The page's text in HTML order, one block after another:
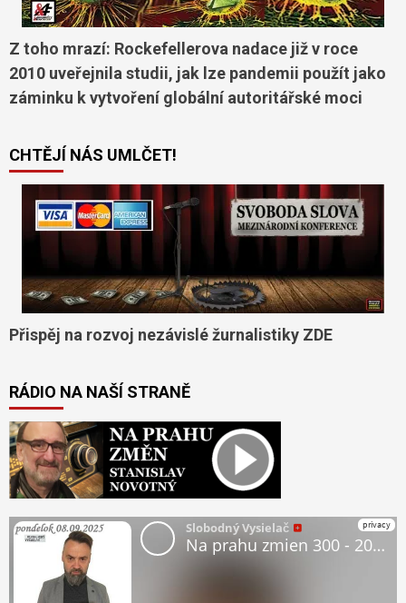
Z toho mrazí: Rockefellerova nadace již v roce
2010 uveřejnila studii, jak lze pandemii použít jako
záminku k vytvoření globální autoritářské moci
CHTĚJÍ NÁS UMLČET!
Přispěj na rozvoj nezávislé žurnalistiky ZDE
RÁDIO NA NAŠÍ STRANĚ